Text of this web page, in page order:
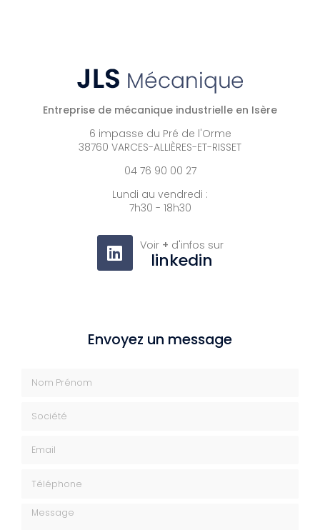
Entreprise de mécanique industrielle en Isère
6 impasse du Pré de l'Orme
38760 VARCES-ALLIÈRES-ET-RISSET
04 76 90 00 27
Lundi au vendredi :
7h30 - 18h30
Voir + d'infos sur
linkedin
Envoyez un message
Message